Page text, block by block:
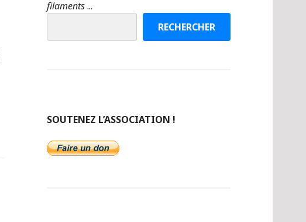
filaments...
RECHERCHER
SOUTENEZ L’ASSOCIATION !